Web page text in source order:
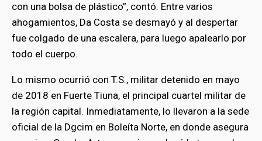
con una bolsa de plástico”, contó. Entre varios
ahogamientos, Da Costa se desmayó y al despertar
fue colgado de una escalera, para luego apalearlo por
todo el cuerpo.
Lo mismo ocurrió con T.S., militar detenido en mayo
de 2018 en Fuerte Tiuna, el principal cuartel militar de
la región capital. Inmediatamente, lo llevaron a la sede
oficial de la Dgcim en Boleíta Norte, en donde asegura